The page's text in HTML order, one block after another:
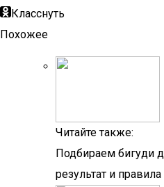
Класснуть
Похожее
Читайте также:
Подбираем бигуди
результат и